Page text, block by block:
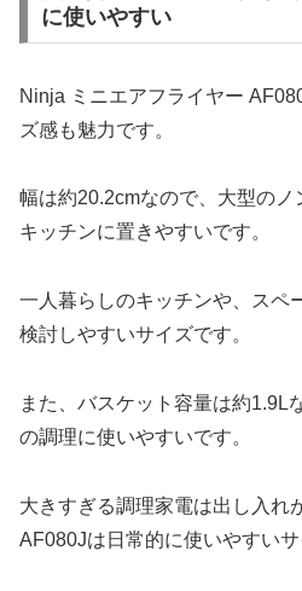
に使いやすい
Ninja ミニエアフライヤー
ズ感も魅力です。
幅は約20.2cmなので、大型のノ
キッチンに置きやすいです。
一人暮らしのキッチンや、スペ
検討しやすいサイズです。
また、バスケット容量は約1.9L
の調理に使いやすいです。
大きすぎる調理家電は出し入れ
AF080Jは日常的に使いやすいサ